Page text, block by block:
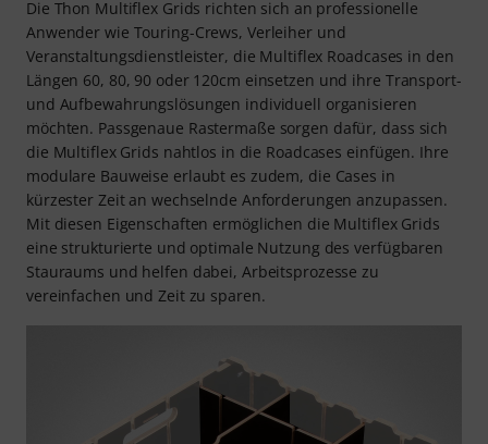
Die Thon Multiflex Grids richten sich an professionelle
Anwender wie Touring-Crews, Verleiher und
Veranstaltungsdienstleister, die Multiflex Roadcases in den
Längen 60, 80, 90 oder 120cm einsetzen und ihre Transport-
und Aufbewahrungslösungen individuell organisieren
möchten. Passgenaue Rastermaße sorgen dafür, dass sich
die Multiflex Grids nahtlos in die Roadcases einfügen. Ihre
modulare Bauweise erlaubt es zudem, die Cases in
kürzester Zeit an wechselnde Anforderungen anzupassen.
Mit diesen Eigenschaften ermöglichen die Multiflex Grids
eine strukturierte und optimale Nutzung des verfügbaren
Stauraums und helfen dabei, Arbeitsprozesse zu
vereinfachen und Zeit zu sparen.